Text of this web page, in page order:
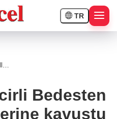
TR
Bedesten
kavuştu